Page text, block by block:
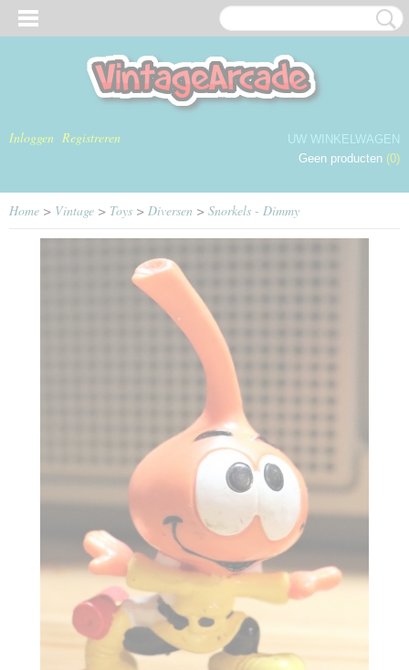
Inloggen Registreren
UW WINKELWAGEN
Geen producten (0)
Home > Vintage > Toys > Diversen > Snorkels - Dimmy